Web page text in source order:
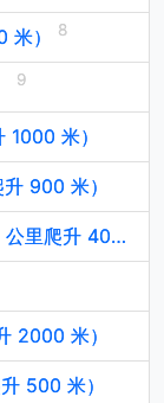
米）
米）
900 米）
12. 平谷梨花节越野跑一线天组夺冠（11 公里爬升 400 米）
2000 米）
500 米）